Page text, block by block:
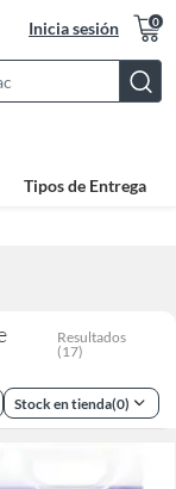
Inicia sesión 0
Bar
Tipos de Entrega
Resultados
(17)
Stock en tienda(0)